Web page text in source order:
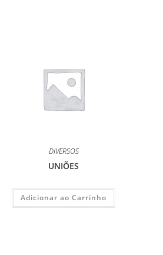
DIVERSOS
UNIÕES
Adicionar ao Carrinho